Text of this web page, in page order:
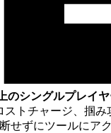
のシングルプレイ
トチャージ、掴
せずにツールにア